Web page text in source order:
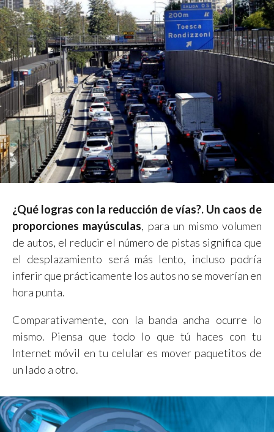
¿Qué logras con la reducción de vías?. Un caos de
proporciones mayúsculas, para un mismo volumen
de autos, el reducir el número de pistas significa que
el desplazamiento será más lento, incluso podría
inferir que prácticamente los autos no se moverían en
hora punta.
Comparativamente, con la banda ancha ocurre lo
mismo. Piensa que todo lo que tú haces con tu
Internet móvil en tu celular es mover paquetitos de
un lado a otro.